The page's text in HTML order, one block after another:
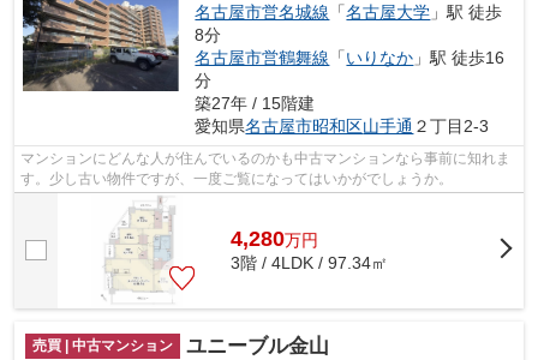
名古屋市営名城線 「名古屋大学 」駅 徒歩
8分
名古屋市営鶴舞線 「いりなか 」駅 徒歩16
分
築27年 / 15階建
愛知県名古屋市昭和区山手通 ２丁目2-3
マンションにどんな人が住んでいるのかも中古マンションなら事前に知れま
す。少し古い物件ですが、一度ご覧になってはいかがでしょうか。
4,280万円
3階 / 4LDK / 97.34㎡
売買 | 中古マンション ユニーブル金山